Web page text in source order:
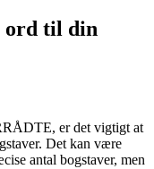
ord til din
er det vigtigt at
Det kan være
antal bogstaver, men